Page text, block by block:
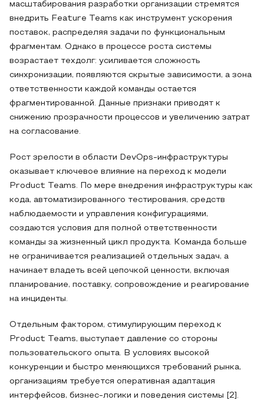
масштабирования разработки организации стремятся
внедрить Feature Teams как инструмент ускорения
поставок, распределяя задачи по функциональным
фрагментам. Однако в процессе роста системы
возрастает техдолг: усиливается сложность
синхронизации, появляются скрытые зависимости, а зона
ответственности каждой команды остается
фрагментированной. Данные признаки приводят к
снижению прозрачности процессов и увеличению затрат
на согласование.
Рост зрелости в области DevOps-инфраструктуры
оказывает ключевое влияние на переход к модели
Product Teams. По мере внедрения инфраструктуры как
кода, автоматизированного тестирования, средств
наблюдаемости и управления конфигурациями,
создаются условия для полной ответственности
команды за жизненный цикл продукта. Команда больше
не ограничивается реализацией отдельных задач, а
начинает владеть всей цепочкой ценности, включая
планирование, поставку, сопровождение и реагирование
на инциденты.
Отдельным фактором, стимулирующим переход к
Product Teams, выступает давление со стороны
пользовательского опыта. В условиях высокой
конкуренции и быстро меняющихся требований рынка,
организациям требуется оперативная адаптация
интерфейсов, бизнес-логики и поведения системы [2].